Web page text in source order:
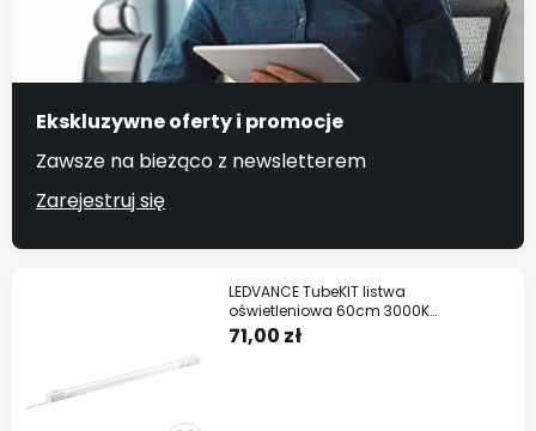
Ekskluzywne oferty i promocje
Zawsze na bieżąco z newsletterem
Zarejestruj się
LEDVANCE TubeKIT listwa
oświetleniowa 60cm 3000K
przełącznik
71,00 zł